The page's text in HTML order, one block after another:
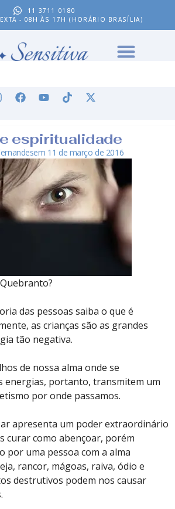
11 3711 0180
- 08H ÀS 17H (HORÁRIO BRASÍLIA)
espiritualidade
em 11 de março de 2016
das pessoas saiba o que é
as crianças são as grandes
tão negativa.
de nossa alma onde se
energias, portanto, transmitem um
por onde passamos.
apresenta um poder extraordinário
curar como abençoar, porém
por uma pessoa com a alma
rancor, mágoas, raiva, ódio e
destrutivos podem nos causar